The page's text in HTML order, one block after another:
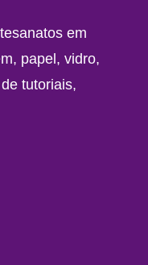
em
papel, vidro,
tutoriais,